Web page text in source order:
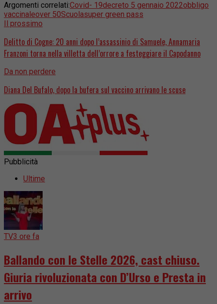
Argomenti correlati:Covid- 19decreto 5 gennaio 2022obbligo
vaccinaleover 50Scuolasuper green pass
Il prossimo
Delitto di Cogne: 20 anni dopo l’assassinio di Samuele, Annamaria
Franzoni torna nella villetta dell’orrore a festeggiare il Capodanno
Da non perdere
Diana Del Bufalo, dopo la bufera sul vaccino arrivano le scuse
Pubblicità
Ultime
TV3 ore fa
Ballando con le Stelle 2026, cast chiuso.
Giuria rivoluzionata con D’Urso e Presta in
arrivo